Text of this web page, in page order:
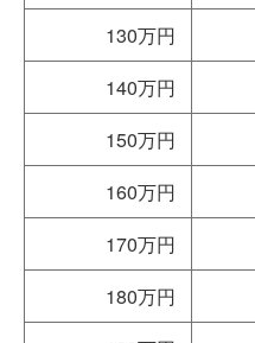
130万円
140万円
150万円
160万円
170万円
180万円